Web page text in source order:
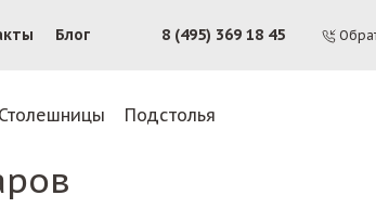
Блог 8 (495) 369 18 45
Столешницы Подстолья